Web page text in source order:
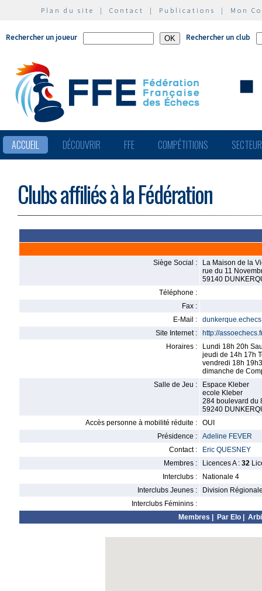
Plan du site | Contact | Publications | Mon
Rechercher un joueur Rechercher un club
ACCUEIL DÉCOUVRIR FFE COMPÉTITIONS
Clubs affiliés à la Fédération
Siège Social :
La Maison de la
rue du 11
59140
Téléphone :
Fax :
E-Mail :
Site Internet :
http://
Horaires :
Lundi 18h 20h
jeudi de 14h 17h
vendredi 18h
dimanche de
Salle de Jeu :
Espace Kleber
ecole Kleber
284 boulevard du
59240
Accès personne à mobilité réduite :
OUI
Présidence :
Adeline FEVER
Contact :
Eric QUESNEY
Membres :
Licences A : 32
Interclubs :
Nationale 4
Interclubs Jeunes :
Division
Interclubs Féminins :
Membres
Par Elo